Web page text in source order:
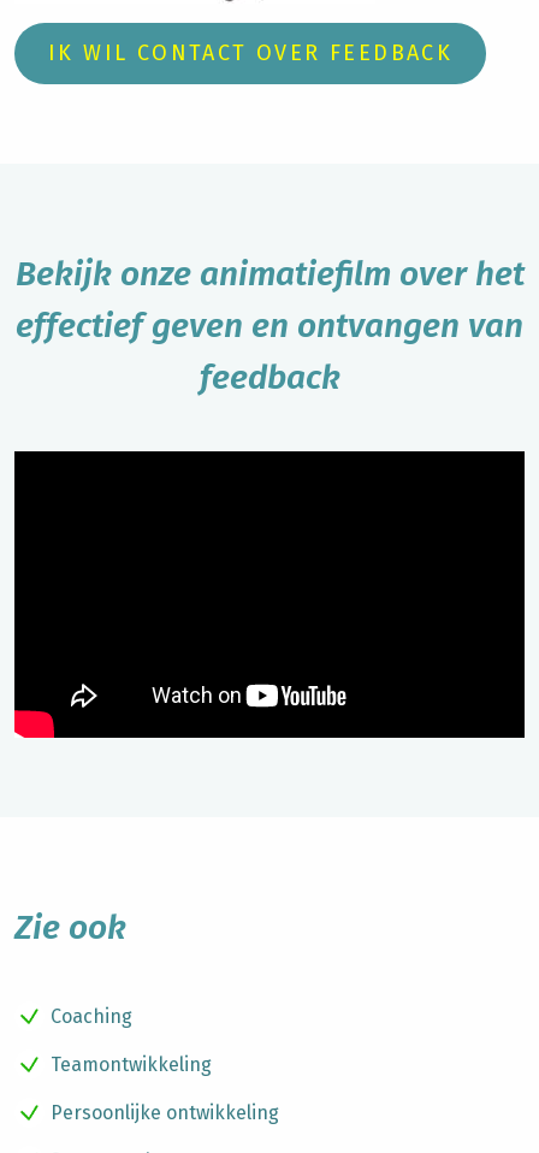
IK WIL CONTACT OVER FEEDBACK
Bekijk onze animatiefilm over het
effectief geven en ontvangen van
feedback
Zie ook
Coaching
Teamontwikkeling
Persoonlijke ontwikkeling